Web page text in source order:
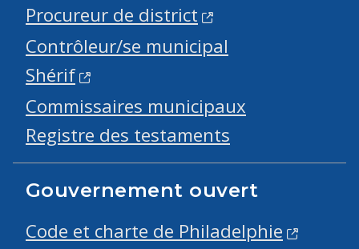
Procureur de district
Contrôleur/se municipal
Shérif
Commissaires municipaux
Registre des testaments
Gouvernement ouvert
Code et charte de Philadelphie